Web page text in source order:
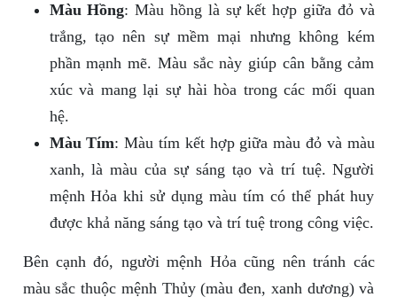
Màu Hồng: Màu hồng là sự kết hợp giữa đỏ và
trắng, tạo nên sự mềm mại nhưng không kém
phần mạnh mẽ. Màu sắc này giúp cân bằng cảm
xúc và mang lại sự hài hòa trong các mối quan
hệ.
Màu Tím: Màu tím kết hợp giữa màu đỏ và màu
xanh, là màu của sự sáng tạo và trí tuệ. Người
mệnh Hỏa khi sử dụng màu tím có thể phát huy
được khả năng sáng tạo và trí tuệ trong công việc.
Bên cạnh đó, người mệnh Hỏa cũng nên tránh các
màu sắc thuộc mệnh Thủy (màu đen, xanh dương) và